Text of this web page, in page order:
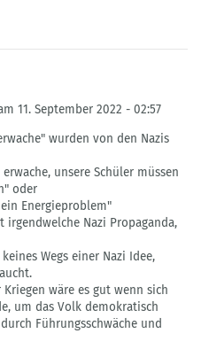
11. September 2022 - 02:57
wurden von den Nazis
unsere Schüler müssen
oder
Energieproblem"
Nazi Propaganda,
Wegs einer Nazi Idee,
wäre es gut wenn sich
um das Volk demokratisch
Führungsschwäche und